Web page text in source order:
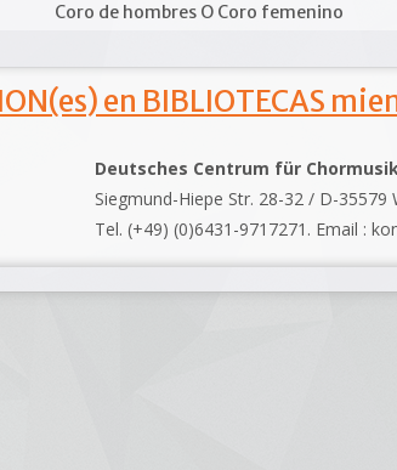
Coro de hombres O Coro femenino
en BIBLIOTECAS
Deutsches Centrum für
Siegmund-Hiepe Str. 28-32 / D-35579
Tel. (+49) (0)6431-9717271. Email :